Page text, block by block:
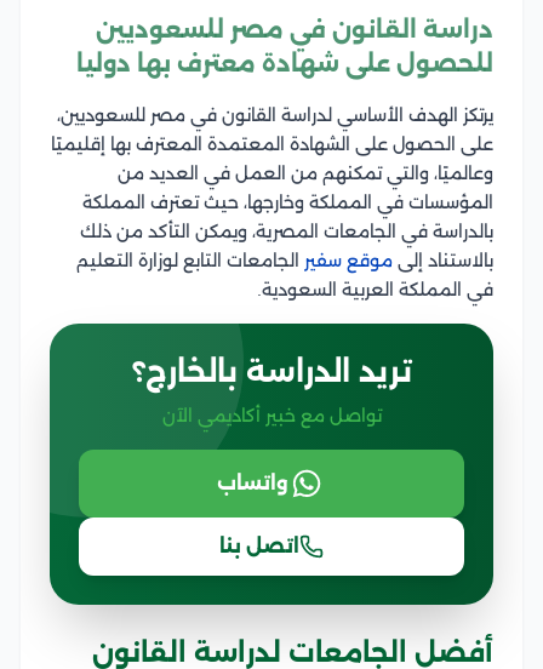
دراسة القانون في مصر للسعوديين
للحصول على شهادة معترف بها دوليا
يرتكز الهدف الأساسي لدراسة القانون في مصر للسعوديين،
على الحصول على الشهادة المعتمدة المعترف بها إقليميًا
وعالميًا، والتي تمكنهم من العمل في العديد من
المؤسسات في المملكة وخارجها، حيث تعترف المملكة
بالدراسة في الجامعات المصرية، ويمكن التأكد من ذلك
بالاستناد إلى موقع سفير الجامعات التابع لوزارة التعليم
في المملكة العربية السعودية.
تريد الدراسة بالخارج؟
تواصل مع خبير أكاديمي الآن
واتساب
اتصل بنا
أفضل الجامعات لدراسة القانون